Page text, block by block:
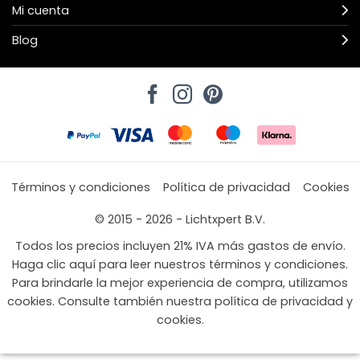
Mi cuenta
Blog
Términos y condiciones Política de privacidad
Cookies
© 2015 - 2026 - Lichtxpert B.V.
Todos los precios incluyen 21% IVA más gastos de envío.
Haga clic aquí para leer nuestros términos y condiciones.
Para brindarle la mejor experiencia de compra, utilizamos
cookies. Consulte también nuestra política de privacidad y
cookies.